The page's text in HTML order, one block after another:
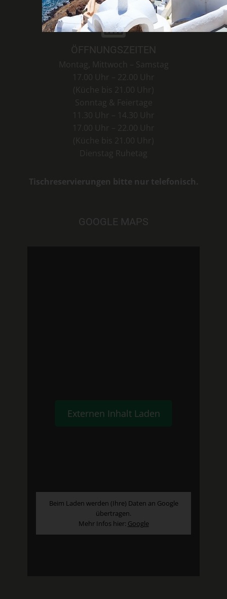
Tischreservierungen bitte nur telefonisch.
GOOGLE MAPS
Externen Inhalt Laden
Beim Laden werden (Ihre) Daten an Google
übertragen.
Mehr Infos hier: Google